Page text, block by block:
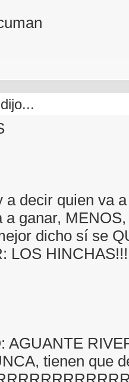
a decir quien va
a ganar,
dicho sí se
LOS
AGUANTE
tienen que